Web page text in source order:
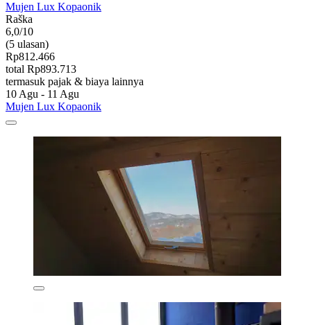
Mujen Lux Kopaonik
Raška
6,0/10
(5 ulasan)
Rp812.466
total Rp893.713
termasuk pajak & biaya lainnya
10 Agu - 11 Agu
Mujen Lux Kopaonik